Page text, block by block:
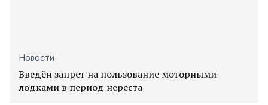
Новости
Введён запрет на пользование моторными
лодками в период нереста